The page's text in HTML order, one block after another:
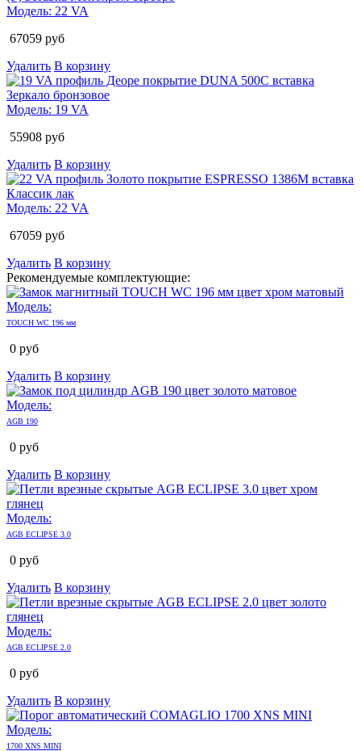
Модель: 22 VA
67059 руб
Удалить В корзину
Модель: 19 VA
55908 руб
Удалить В корзину
Модель: 22 VA
67059 руб
Удалить В корзину
Рекомендуемые комплектующие:
Модель:
TOUCH WC 196 мм
0 руб
Удалить В корзину
Модель:
AGB 190
0 руб
Удалить В корзину
Модель:
AGB ECLIPSE 3.0
0 руб
Удалить В корзину
Модель:
AGB ECLIPSE 2.0
0 руб
Удалить В корзину
Модель:
1700 XNS MINI